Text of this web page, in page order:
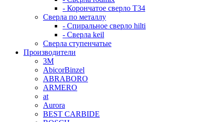
- Корончатое сверло T34
Сверла по металлу
- Спиральное сверло hilti
- Сверла keil
Сверла ступенчатые
Производители
3M
AbicorBinzel
ABRABORO
ARMERO
at
Aurora
BEST CARBIDE